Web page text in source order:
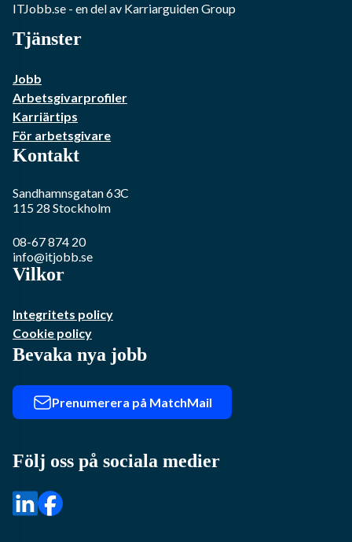
ITJobb.se - en del av Karriarguiden Group
Tjänster
Jobb
Arbetsgivarprofiler
Karriärtips
För arbetsgivare
Kontakt
Sandhamnsgatan 63C
115 28 Stockholm
08-67 874 20
info@itjobb.se
Vilkor
Integritets policy
Cookie policy
Bevaka nya jobb
Prenumerera på MatchMail
Följ oss på sociala medier